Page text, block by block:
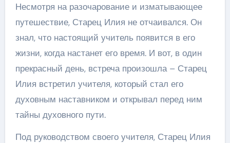
Несмотря на разочарование и изматывающее
путешествие, Старец Илия не отчаивался. Он
знал, что настоящий учитель появится в его
жизни, когда настанет его время. И вот, в один
прекрасный день, встреча произошла – Старец
Илия встретил учителя, который стал его
духовным наставником и открывал перед ним
тайны духовного пути.
Под руководством своего учителя, Старец Илия